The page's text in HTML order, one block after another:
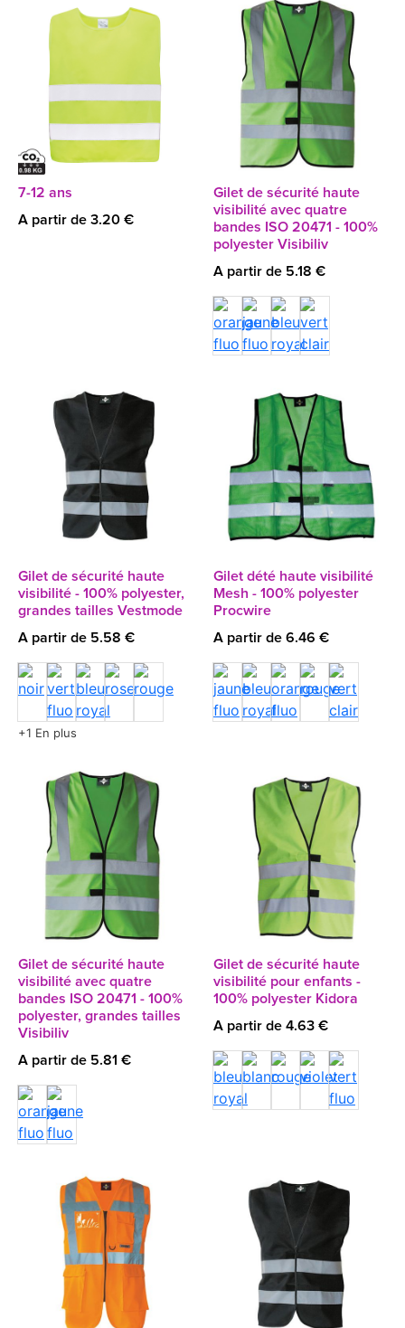
7-12 ans
A partir de 3.20 €
Gilet de sécurité haute
visibilité avec quatre
bandes ISO 20471 - 100%
polyester Visibiliv
A partir de 5.18 €
Gilet de sécurité haute
visibilité - 100% polyester,
grandes tailles Vestmode
A partir de 5.58 €
+1 En plus
Gilet dété haute visibilité
Mesh - 100% polyester
Procwire
A partir de 6.46 €
Gilet de sécurité haute
visibilité avec quatre
bandes ISO 20471 - 100%
polyester, grandes tailles
Visibiliv
A partir de 5.81 €
Gilet de sécurité haute
visibilité pour enfants -
100% polyester Kidora
A partir de 4.63 €